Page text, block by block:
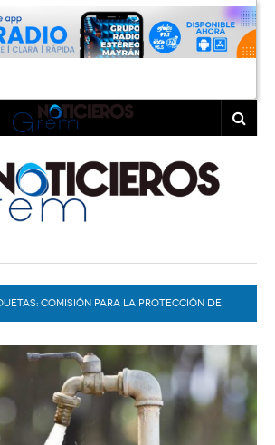
COMISIÓN PARA LA PROTECCIÓN DE